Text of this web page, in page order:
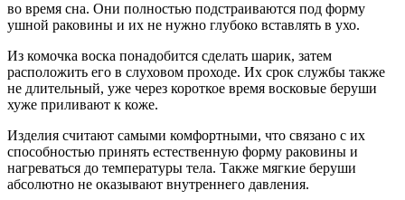
во время сна. Они полностью подстраиваются под форму
ушной раковины и их не нужно глубоко вставлять в ухо.
Из комочка воска понадобится сделать шарик, затем
расположить его в слуховом проходе. Их срок службы также
не длительный, уже через короткое время восковые беруши
хуже приливают к коже.
Изделия считают самыми комфортными, что связано с их
способностью принять естественную форму раковины и
нагреваться до температуры тела. Также мягкие беруши
абсолютно не оказывают внутреннего давления.